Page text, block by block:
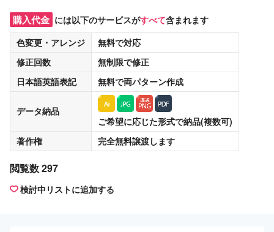
購入代金 には以下のサービスがすべて含まれます
色変更・アレンジ
無料で対応
修正回数
無制限で修正
日本語英語表記
無料で両パターン作成
データ納品
ご希望に応じた形式で納品(複数可)
著作権
完全無料譲渡します
閲覧数 297
検討中リストに追加する